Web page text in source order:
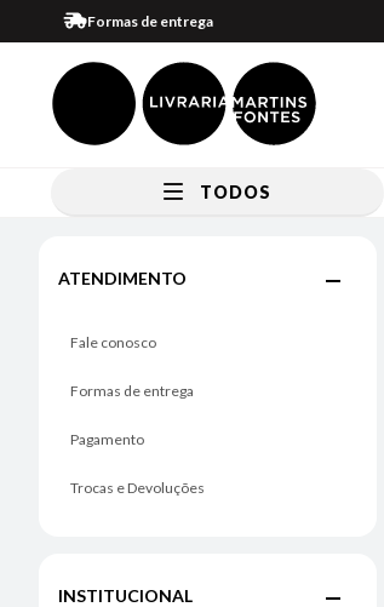
Formas de entrega
TODOS
FORMAS DE ENTREGA
ATENDIMENTO
Fale conosco
Formas de entrega
Pagamento
Trocas e Devoluções
INSTITUCIONAL